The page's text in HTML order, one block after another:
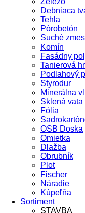
Debniaca
Tehla
Pórobetón
Suché
Komín
Fasádny
Tanierová
Podlahový
Styrodur
Minerálna
Sklená vata
Fólia
OSB Doska
Omietka
Dlažba
Obrubník
Plot
Fischer
Náradie
Kúpeľňa
Sortiment
STAVBA